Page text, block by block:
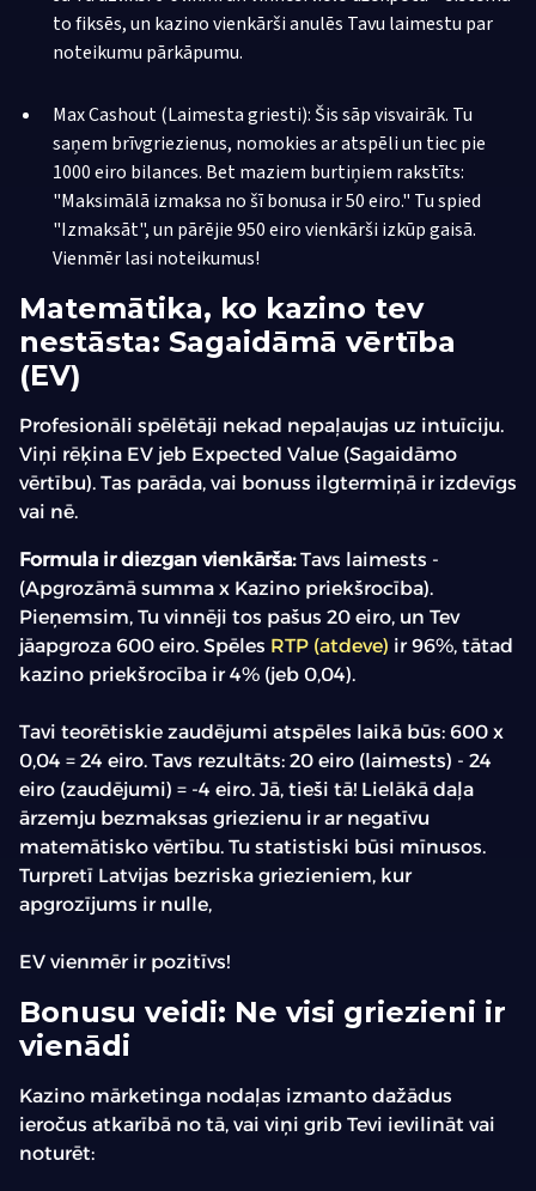
to fiksēs, un kazino vienkārši anulēs Tavu laimestu par
noteikumu pārkāpumu.
Max Cashout (Laimesta griesti): Šis sāp visvairāk. Tu
saņem brīvgriezienus, nomokies ar atspēli un tiec pie
1000 eiro bilances. Bet maziem burtiņiem rakstīts:
"Maksimālā izmaksa no šī bonusa ir 50 eiro." Tu spied
"Izmaksāt", un pārējie 950 eiro vienkārši izkūp gaisā.
Vienmēr lasi noteikumus!
Matemātika, ko kazino tev
nestāsta: Sagaidāmā vērtība
(EV)
Profesionāli spēlētāji nekad nepaļaujas uz intuīciju.
Viņi rēķina EV jeb Expected Value (Sagaidāmo
vērtību). Tas parāda, vai bonuss ilgtermiņā ir izdevīgs
vai nē.
Formula ir diezgan vienkārša:Tavs laimests -
(Apgrozāmā summa x Kazino priekšrocība).
Pieņemsim, Tu vinnēji tos pašus 20 eiro, un Tev
jāapgroza 600 eiro. Spēles RTP (atdeve) ir 96%, tātad
kazino priekšrocība ir 4% (jeb 0,04).
Tavi teorētiskie zaudējumi atspēles laikā būs: 600 x
0,04 = 24 eiro. Tavs rezultāts: 20 eiro (laimests) - 24
eiro (zaudējumi) = -4 eiro. Jā, tieši tā! Lielākā daļa
ārzemju bezmaksas griezienu ir ar negatīvu
matemātisko vērtību. Tu statistiski būsi mīnusos.
Turpretī Latvijas bezriska griezieniem, kur
apgrozījums ir nulle,
EV vienmēr ir pozitīvs!
Bonusu veidi: Ne visi griezieni ir
vienādi
Kazino mārketinga nodaļas izmanto dažādus
ieročus atkarībā no tā, vai viņi grib Tevi ievilināt vai
noturēt: